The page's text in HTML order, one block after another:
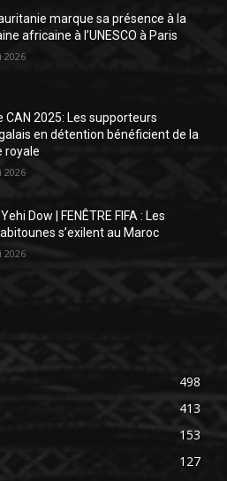
marque sa présence à la
africaine à l’UNESCO à Paris
2026
CAN 2025: Les supporteurs
en détention bénéficient de la
royale
2026
Dow | FENÊTRE FIFA : Les
s’exilent au Maroc
2026
498
413
153
127